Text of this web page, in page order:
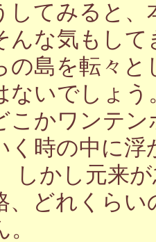
してみると
んな気もし
の島を転々
ないでしょ
こかワンテ
く時の中に
しかし元来
、どれくら